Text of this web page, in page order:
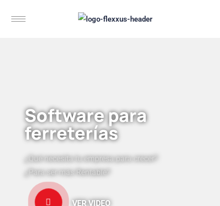
Software para
ferreterías
¿Qué necesita tu empresa para crecer?
¿Para ser más Rentable?
VER VIDEO